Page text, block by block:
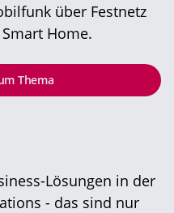
über Festnetz
Home.
Thema
Lösungen in der
- das sind nur